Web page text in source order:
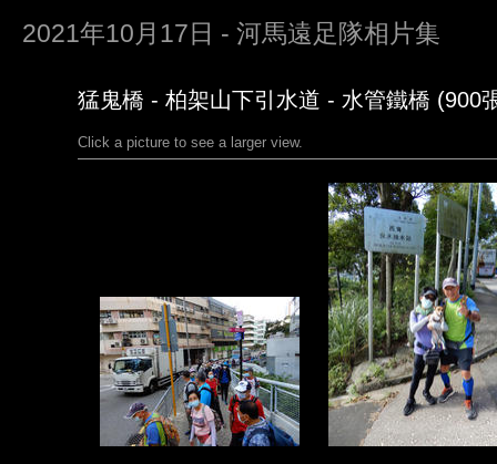
2021年10月17日 - 河馬遠足隊相片集
猛鬼橋 - 柏架山下引水道 - 水管鐵橋 (900
Click a picture to see a larger view.